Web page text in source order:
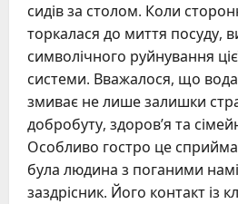
сидів за столом. Коли
торкалася до миття посуду,
символічного руйнування
системи. Вважалося, що вода
змиває не лише залишки
добробуту, здоров’я та
Особливо гостро це
була людина з поганими
заздрісник. Його контакт із